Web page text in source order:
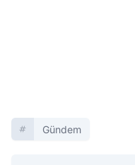
Gündem